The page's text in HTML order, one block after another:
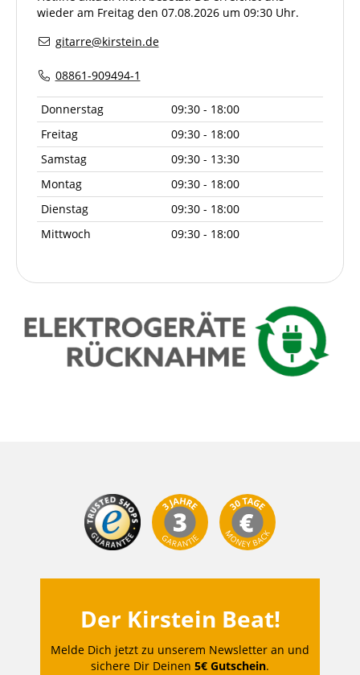
wieder am Freitag den 07.08.2026 um 09:30 Uhr.
gitarre@kirstein.de
08861-909494-1
Donnerstag
09:30 - 18:00
Freitag
09:30 - 18:00
Samstag
09:30 - 13:30
Montag
09:30 - 18:00
Dienstag
09:30 - 18:00
Mittwoch
09:30 - 18:00
Der Kirstein Beat!
Melde Dich jetzt zu unserem Newsletter an und
sichere Dir Deinen 5€ Gutschein.